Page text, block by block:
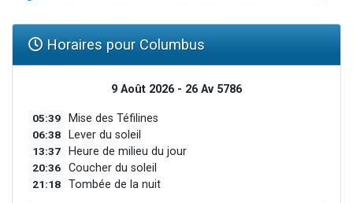
Horaires pour Columbus
9 Août 2026 - 26 Av 5786
05:39 Mise des Téfilines
06:38 Lever du soleil
13:37 Heure de milieu du jour
20:36 Coucher du soleil
21:18 Tombée de la nuit